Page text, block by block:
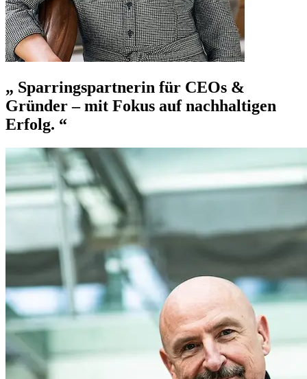
Sparringspartnerin für CEOs &
Gründer – mit Fokus auf nachhaltigen
Erfolg.